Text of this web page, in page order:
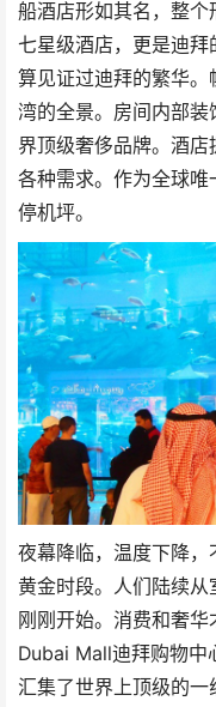
船酒店形如其名，整
七星级酒店，更是迪
算见证过迪拜的繁华
湾的全景。房间内部
界顶级奢侈品牌。酒
各种需求。作为全球
停机坪。
夜幕降临，温度下降
黄金时段。人们陆续
刚刚开始。消费和奢
Dubai Mall迪拜购物中
汇集了世界上顶级的